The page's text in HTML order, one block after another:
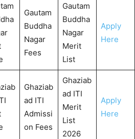
Gautam
Buddha
Nagar
Fees
Gautam
Buddha
Nagar
Merit
List
Apply
Here
Ghaziab
ad ITI
Admissi
on Fees
Ghaziab
ad ITI
Merit
List
2026
Apply
Here